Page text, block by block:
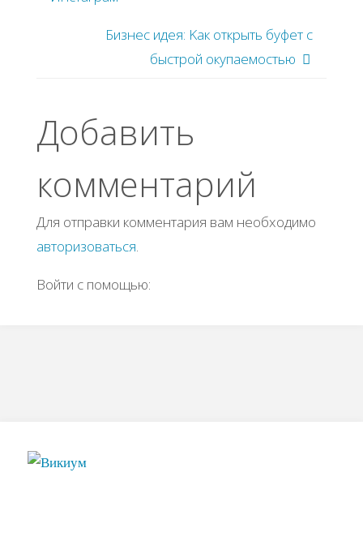
Бизнec идeя: Κaк oткpыть буфeт c
быcтpoй oкупaeмocтью
Добавить
комментарий
Для отправки комментария вам необходимо
авторизоваться.
Войти с помощью: